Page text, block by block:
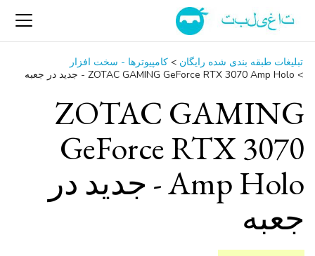
تبلیغات طبقه بندی شده رایگان > کامپیوترها - سخت ‌افزار
> ZOTAC GAMING GeForce RTX 3070 Amp Holo - جدید در جعبه
ZOTAC GAMING
GeForce RTX 3070
Amp Holo - جدید در
جعبه